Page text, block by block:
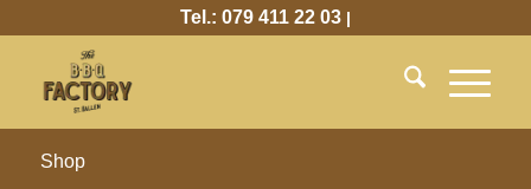
Tel.: 079 411 22 03|
Shop